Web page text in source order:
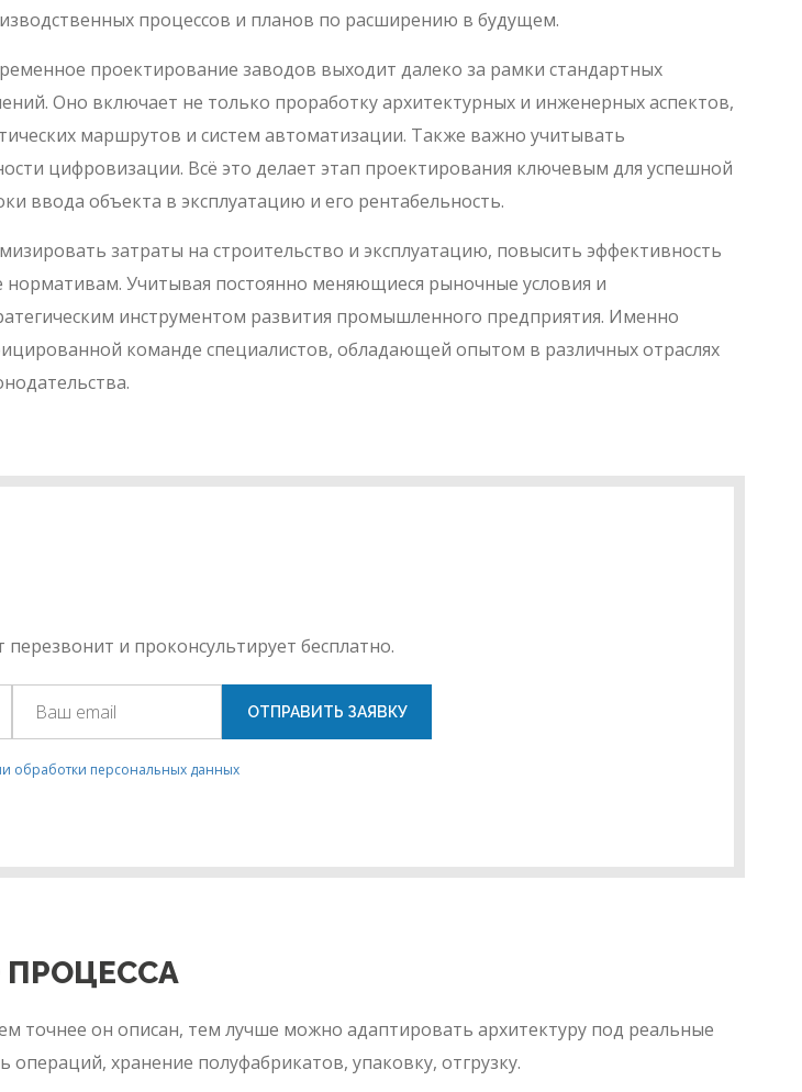
процессов и планов по расширению в будущем.
проектирование заводов выходит далеко за рамки стандартных
Оно включает не только проработку архитектурных и инженерных аспектов,
маршрутов и систем автоматизации. Также важно учитывать
цифровизации. Всё это делает этап проектирования ключевым для успешной
ввода объекта в эксплуатацию и его рентабельность.
затраты на строительство и эксплуатацию, повысить эффективность
нормативам. Учитывая постоянно меняющиеся рыночные условия и
инструментом развития промышленного предприятия. Именно
команде специалистов, обладающей опытом в различных отраслях
и проконсультирует бесплатно.
ОТПРАВИТЬ ЗАЯВКУ
обработки персональных данных
точнее он описан, тем лучше можно адаптировать архитектуру под реальные
операций, хранение полуфабрикатов, упаковку, отгрузку.